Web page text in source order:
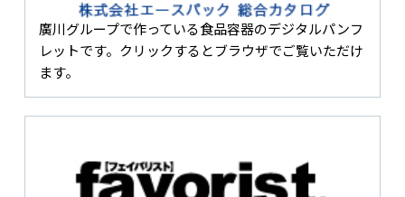
廣川グループで作っている食品容器のデジタルパンフ
レットです。クリックするとブラウザでご覧いただけ
ます。